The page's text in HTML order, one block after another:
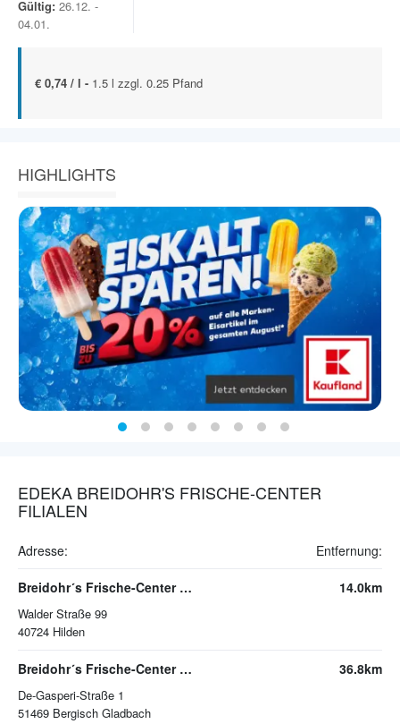
Gültig: 26.12. -
04.01.
€ 0,74 / l - 1.5 l zzgl. 0.25 Pfand
HIGHLIGHTS
EDEKA BREIDOHR'S FRISCHE-CENTER
FILIALEN
Adresse: Entfernung:
Breidohr´s Frische-Center Hilden
Walder Straße 99
40724 Hilden
14.0km
Breidohr´s Frische-Center Bergisch Gladbach
De-Gasperi-Straße 1
51469 Bergisch Gladbach
36.8km